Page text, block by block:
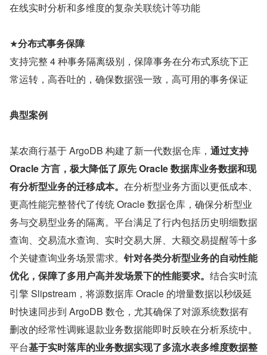
在线实时分析和多维度的复杂关联统计等功能
★分布式事务保障
支持完整 4 种事务隔离级别，保障事务在分布式系统下正
常运转，高吞吐的，确保数据强一致，高可用的事务保证
典型案例
某农商行基于 ArgoDB 构建了新一代数据仓库， 通过支持
Oracle 方言，极大降低了原先 Oracle 数据库业务数据和现
有分析型业务的迁移成本。 在分析型业务方面以更低成本、
更高性能完整替代了传统 Oracle 数据仓库，确保分析型业
务与交易型业务的隔离。平台满足了行内包括历史明细数据
查询、交易流水查询、实时交易大屏、大额交易提醒等十多
个关键查询业务场景需求。 针对各类分析型业务的自动性能
优化，保障了多用户高并发场景下的性能要求。 结合实时流
引擎 Slipstream，将源数据库 Oracle 的增量数据以秒级延
时快速同步到 ArgoDB 数仓，尤其确保了对源系统数据有
删改的经常性调账退款业务数据能即时反映在分析系统中。
平台基于实时落库的业务数据实现了多流水表多维度数据整